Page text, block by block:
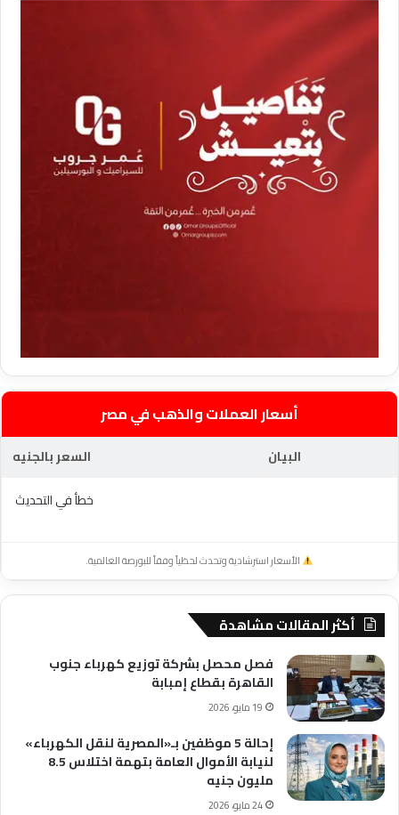
أسعار العملات والذهب في مصر
البيان
السعر بالجنيه
خطأ في التحديث
الأسعار استرشادية وتحدث لحظياً وفقاً للبورصة العالمية.
أكثر المقالات مشاهدة
فصل محصل بشركة توزيع كهرباء جنوب
القاهرة بقطاع إمبابة
19 مايو، 2026
إحالة 5 موظفين بـ«المصرية لنقل الكهرباء»
لنيابة الأموال العامة بتهمة اختلاس 8.5
مليون جنيه
24 مايو، 2026